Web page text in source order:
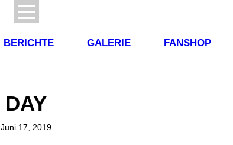
BERICHTE GALERIE FANSHOP
DAY
Juni 17, 2019